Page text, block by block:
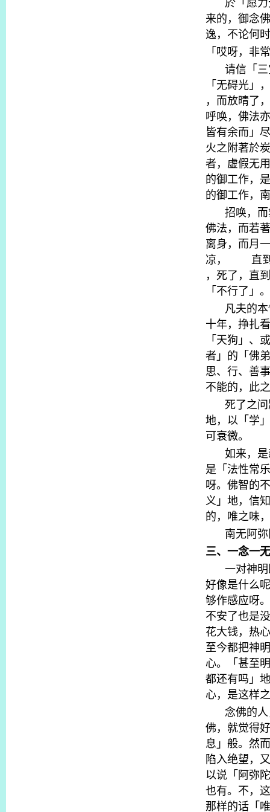
来的，御念
逸，不论何
「哎呀，非
请信「
「无碍光」
，而放晴了
呼唤，佛法
皆有余而」
火之附著於
者，虚假无
的御工作，
的御工作，
招唤，
佛法，而若
离身，而月
凉，
直
，死了，直
「不行了」。
凡夫的
十年，挣扎
「天狗」、
者」的「佛
思、行、善
不能的，此
死了之
地，以「学
可衰微。
如来，
是「法性常
呀。佛智的
义」地，信
的，唯之味
南无阿
三、一念一
一对神
好像是什么
够作感应呀
不安了也是
花大钱，热
至今都把神
心。「甚至
都还有吗」
心，是这样
念佛的
佛，就觉得
息」般。然
陷入绝望，
以说「阿弥
也有。不，
那样的话「